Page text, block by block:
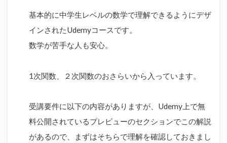
基本的に中学生レベルの数学で理解できるようにデザ
インされたUdemyコースです。
数学が苦手な人も安心。
1次関数、２次関数のおさらいから入っています。
受講要件に以下の内容がありますが、Udemy上で無
料公開されているプレビューのセクションでこの解説
があるので、まずはそちらで理解を確認しておきまし